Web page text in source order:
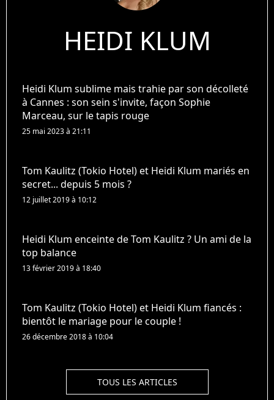
HEIDI KLUM
Heidi Klum sublime mais trahie par son décolleté
à Cannes : son sein s'invite, façon Sophie
Marceau, sur le tapis rouge
25 mai 2023 à 21:11
Tom Kaulitz (Tokio Hotel) et Heidi Klum mariés en
secret... depuis 5 mois ?
12 juillet 2019 à 10:12
Heidi Klum enceinte de Tom Kaulitz ? Un ami de la
top balance
13 février 2019 à 18:40
Tom Kaulitz (Tokio Hotel) et Heidi Klum fiancés :
bientôt le mariage pour le couple !
26 décembre 2018 à 10:04
TOUS LES ARTICLES